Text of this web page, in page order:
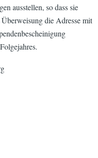
ausstellen, so dass sie
die Adresse mit